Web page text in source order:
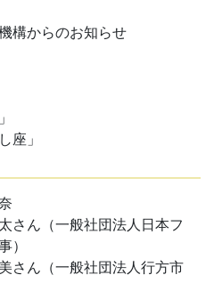
構からのお知らせ
」
座」
さん（一般社団法人日本フ
）
さん（一般社団法人行方市